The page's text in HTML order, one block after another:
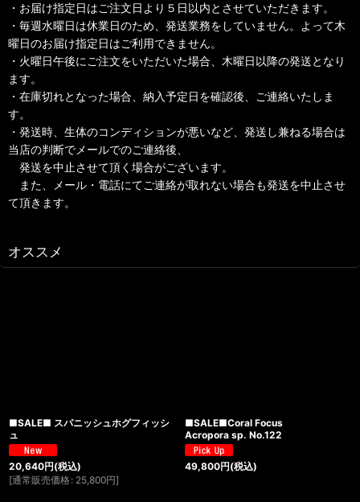
・お届け指定日はご注文日より５日以内とさせていただきます。
・毎週水曜日は休業日のため、発送業務をしていません。よって木
曜日のお届け指定日はご利用できません。
・火曜日午後にご注文をいただいた場合、木曜日以降の発送となり
ます。
・在庫切れとなった場合、納入予定日を確認後、ご連絡いたしま
す。
・発送時、生体のコンディションが悪いなど、発送し兼ねる場合は
当店の判断でメールでのご連絡後、
発送を中止させて頂く場合がございます。
また、メール・電話にてご連絡が取れない場合も発送を中止させ
て頂きます。
オススメ
■SALE■ スパニッシュホグフィッシ
ュ
20,640円(税込)
[通常販売価格 : 25,800円]
■SALE■Coral Focus
Acropora sp. No.122
49,800円(税込)